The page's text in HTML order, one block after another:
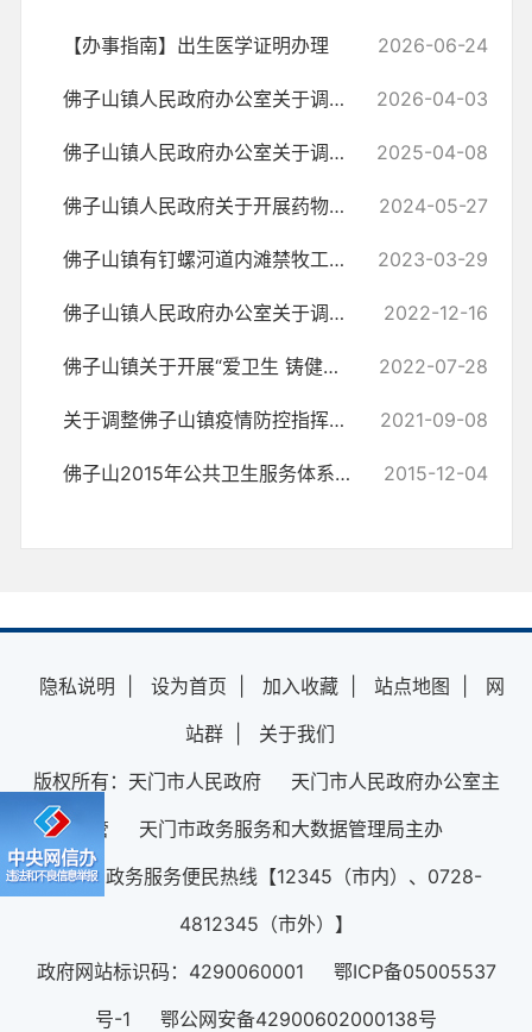
【办事指南】出生医学证明办理 2026-06-24
佛子山镇人民政府办公室关于调整佛子山镇血防领导小组成员的通知 2026-04-03
佛子山镇人民政府办公室关于调整佛子山镇血防领导小组成员的通知 2025-04-08
佛子山镇人民政府关于开展药物灭螺的公告 2024-05-27
佛子山镇有钉螺河道内滩禁牧工作实施方案 2023-03-29
佛子山镇人民政府办公室关于调整爱国卫生月工作领导小组的通知 2022-12-16
佛子山镇关于开展“爱卫生 铸健康” 夏秋季爱国卫生运动百日提升行动的... 2022-07-28
关于调整佛子山镇疫情防控指挥部成员的通知 2021-09-08
佛子山2015年公共卫生服务体系建设补助资金 2015-12-04
隐私说明 设为首页 加入收藏 站点地图
网
站群
关于我们
版权所有：天门市人民政府 天门市人民政府办公室主
管 天门市政务服务和大数据管理局主办
12345政务服务便民热线【12345（市内）、0728-
4812345（市外）】
政府网站标识码：4290060001 鄂ICP备05005537
号-1 鄂公网安备42900602000138号